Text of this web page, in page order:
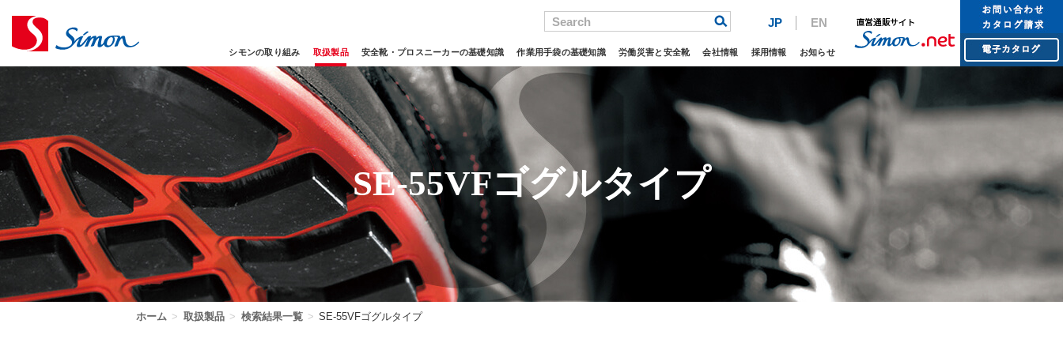
Search
シモンの取り組み 取扱製品 安全靴・プロスニーカーの基礎知識 作業用手袋の基礎知識 労働災害と安全靴 会社情報 採用情報 お知らせ
JP EN
SE-55VFゴグルタイプ
ホーム > 取扱製品 > 検索結果一覧 > SE-55VFゴグルタイプ